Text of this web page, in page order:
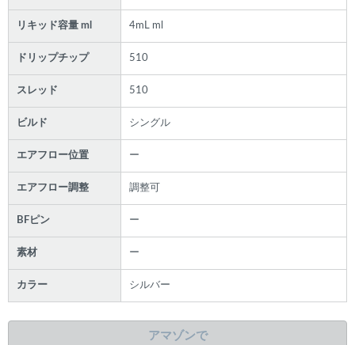
リキッド容量 ml 4mL ml
ドリップチップ 510
スレッド 510
ビルド シングル
エアフロー位置 ー
エアフロー調整 調整可
BFピン ー
素材 ー
カラー シルバー
アマゾンで